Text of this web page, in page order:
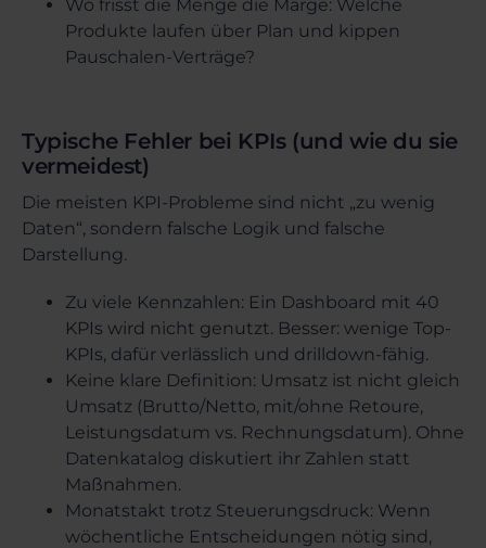
Wo frisst die Menge die Marge: Welche
Produkte laufen über Plan und kippen
Pauschalen-Verträge?
Typische Fehler bei KPIs (und wie du sie
vermeidest)
Die meisten KPI-Probleme sind nicht „zu wenig
Daten“, sondern falsche Logik und falsche
Darstellung.
Zu viele Kennzahlen: Ein Dashboard mit 40
KPIs wird nicht genutzt. Besser: wenige Top-
KPIs, dafür verlässlich und drilldown-fähig.
Keine klare Definition: Umsatz ist nicht gleich
Umsatz (Brutto/Netto, mit/ohne Retoure,
Leistungsdatum vs. Rechnungsdatum). Ohne
Datenkatalog diskutiert ihr Zahlen statt
Maßnahmen.
Monatstakt trotz Steuerungsdruck: Wenn
wöchentliche Entscheidungen nötig sind,